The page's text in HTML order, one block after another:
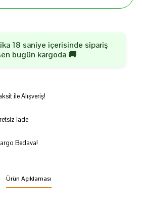
18 saniye içerisinde sipariş
bugün kargoda 🚚
ile Alışveriş!
İade
Bedava!
Ürün Açıklaması